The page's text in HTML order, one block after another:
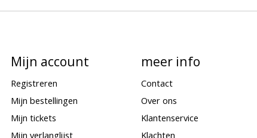
Mijn account
Registreren
Mijn bestellingen
Mijn tickets
Mijn verlanglijst
meer info
Contact
Over ons
Klantenservice
Klachten